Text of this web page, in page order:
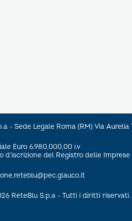
- Sede Legale Roma (RM) Via
Euro 6.980.000,00 i.v
d’iscrizione del Registro delle
ReteBlu S.p.a - Tutti i diritti riservati.